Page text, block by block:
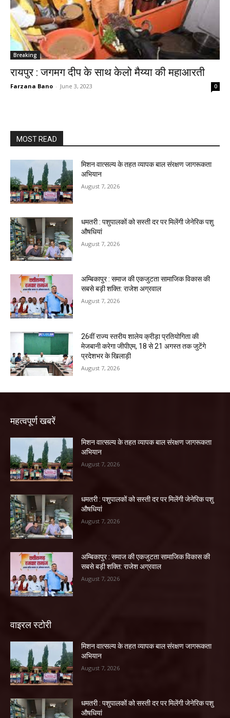
Breaking
रायपुर : जगमग दीप के साथ केलो मैय्या की महाआरती
Farzana Bano - June 3, 2023 0
MOST READ
मिशन वात्सल्य के तहत व्यापक बाल संरक्षण जागरूकता
अभियान
August 7, 2026
धमतरी : पशुपालकों को सस्ती दर पर मिलेंगी जेनेरिक पशु
औषधियां
August 7, 2026
अम्बिकापुर : समाज की एकजुटता सामाजिक विकास की
सबसे बड़ी शक्ति: राजेश अग्रवाल
August 7, 2026
26वीं राज्य स्तरीय शालेय क्रीड़ा प्रतियोगिता की
मेजबानी करेगा जीपीएम, 18 से 21 अगस्त तक जुटेंगे
प्रदेशभर के खिलाड़ी
August 7, 2026
महत्वपूर्ण खबरें
मिशन वात्सल्य के तहत व्यापक बाल संरक्षण जागरूकता
अभियान
August 7, 2026
धमतरी : पशुपालकों को सस्ती दर पर मिलेंगी जेनेरिक पशु
औषधियां
August 7, 2026
अम्बिकापुर : समाज की एकजुटता सामाजिक विकास की
सबसे बड़ी शक्ति: राजेश अग्रवाल
August 7, 2026
वाइरल स्टोरी
मिशन वात्सल्य के तहत व्यापक बाल संरक्षण जागरूकता
अभियान
August 7, 2026
धमतरी : पशुपालकों को सस्ती दर पर मिलेंगी जेनेरिक पशु
औषधियां